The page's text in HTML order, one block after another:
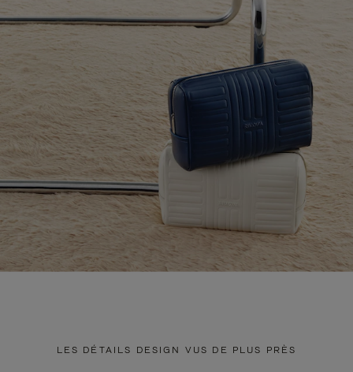
LES DÉTAILS DESIGN VUS DE PLUS PRÈS